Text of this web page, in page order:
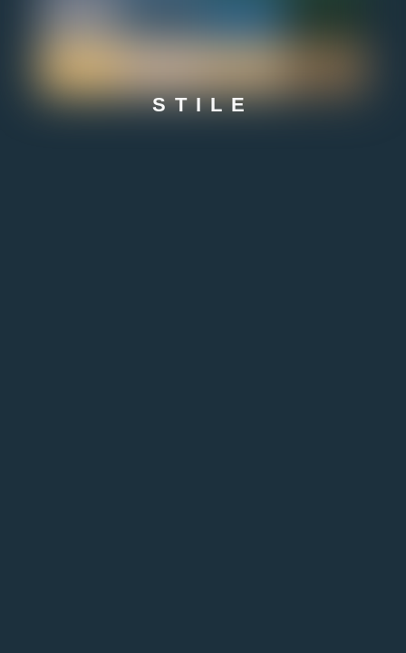
STILE